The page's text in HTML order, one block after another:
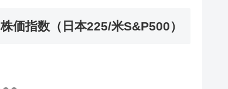
株価指数（日本225/米S&P500）